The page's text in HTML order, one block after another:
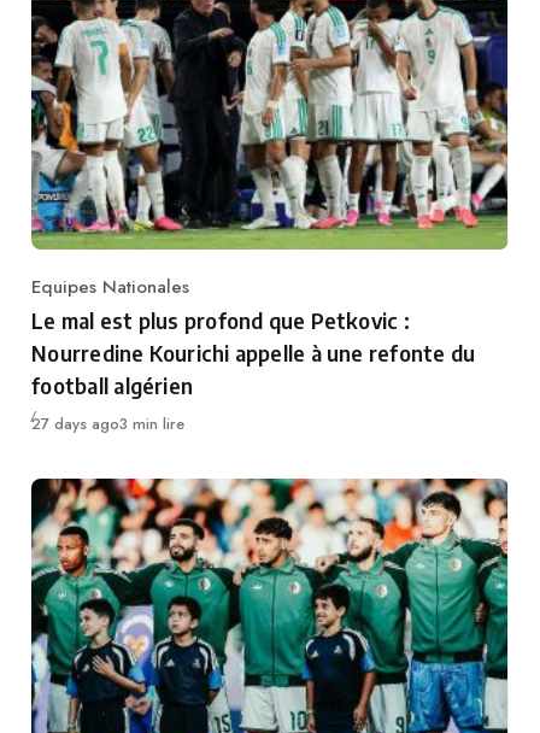
Category
Equipes Nationales
Le mal est plus profond que Petkovic :
Nourredine Kourichi appelle à une refonte du
football algérien
Publié
27 days ago3 min lire